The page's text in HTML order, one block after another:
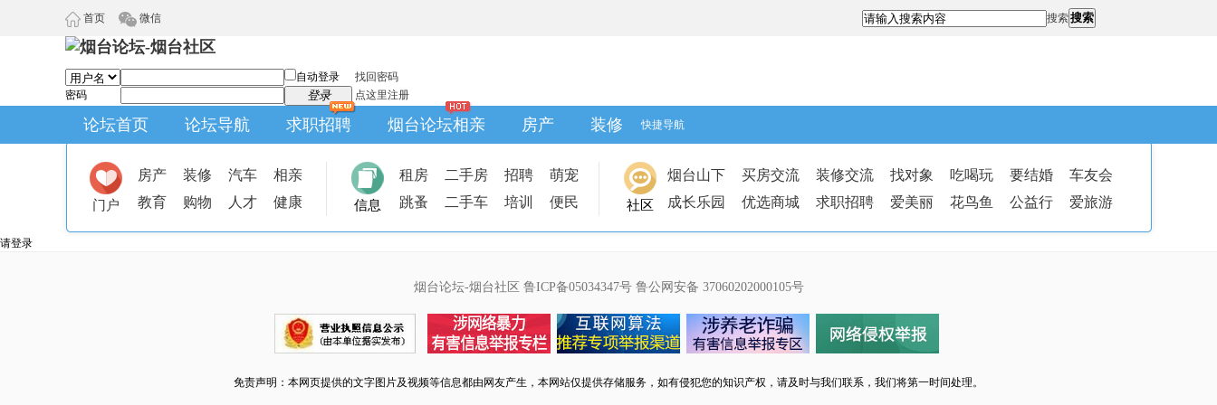
首页 微信 搜索搜索
自动登录
找回密码
密码
登录 点这里注册
论坛首页 论坛导航 求职招聘 烟台论坛相亲 房产 装修 快捷导航
门户
房产 装修 汽车
相亲
教育
购物 人才 健康 信息
租房 二手房 招聘
萌宠
跳蚤
二手车 培训 便民 社区
烟台山下 买房交流 装修交流 找对象 吃喝玩 要结婚
车友会
成长乐园
优选商城 求职招聘 爱美丽 花鸟鱼 公益行 爱旅游
请登录
烟台论坛-烟台社区 鲁ICP备05034347号 鲁公网安备 37060202000105号
免责声明：本网页提供的文字图片及视频等信息都由网友产生，本网站仅提供存储服务，如有侵犯您的知识产权，请及时与我们联系，我们将第一时间处理。